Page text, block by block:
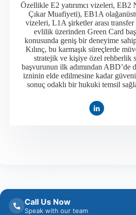
Özellikle E2 yatırımcı vizeleri, EB2
Çıkar Muafiyeti), EB1A
vizeleri, L1A şirketler arası
evlilik üzerinden Green Card
konusunda geniş bir deneyime
Kılınç, bu karmaşık süreçlerde
stratejik ve kişiye özel rehberlik
başvurunun ilk adımından ABD’de
izninin elde edilmesine kadar
sonuç odaklı bir hukuki temsil
Call Us Now
Speak with our team